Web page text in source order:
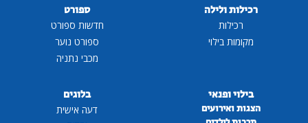
רכילות ולילה
רכילות
מקומות בילוי
ספורט
חדשות ספורט
ספורט נוער
מכבי נתניה
בילוי ופנאי
הצגות ואירועים
בלוגים
דעה אישית